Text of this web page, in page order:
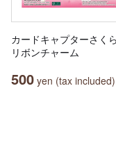
カードキャプターさく
リボンチャーム
500 yen (tax included)